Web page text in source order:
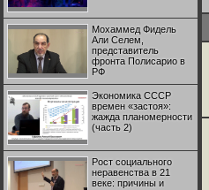
Мохаммед Фидель
Али Селем,
представитель
фронта Полисарио в
РФ
Экономика СССР
времен «застоя»:
жажда планомерности
(часть 2)
Рост социального
неравенства в 21
веке: причины и